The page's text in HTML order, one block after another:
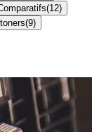
(12)
(9)